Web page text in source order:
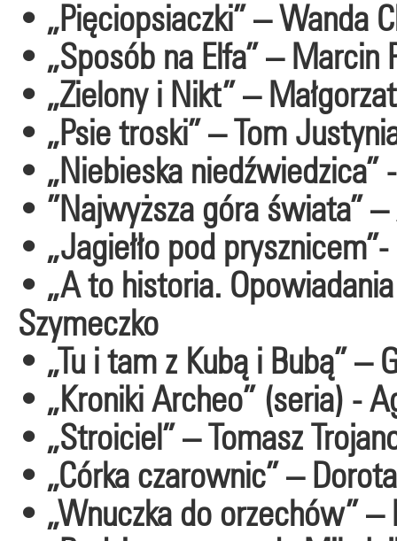
• „Pięciopsiaczki” – Wanda
• „Sposób na Elfa” – Marcin
• „Zielony i Nikt” –
• „Psie troski” – Tom
• „Niebieska niedźwiedzica”
• ”Najwyższa góra świata”
• „Jagiełło pod prysznicem”-
• „A to historia.
Szymeczko
• „Tu i tam z Kubą i Bubą” –
• „Kroniki Archeo” (seria) -
• „Stroiciel” – Tomasz
• „Córka czarownic” –
• „Wnuczka do orzechów”